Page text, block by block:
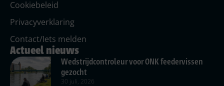
Cookiebeleid
Privacyverklaring
Contact/Iets melden
Actueel nieuws
Wedstrijdcontroleur voor ONK feedervissen
gezocht
30 juli, 2026